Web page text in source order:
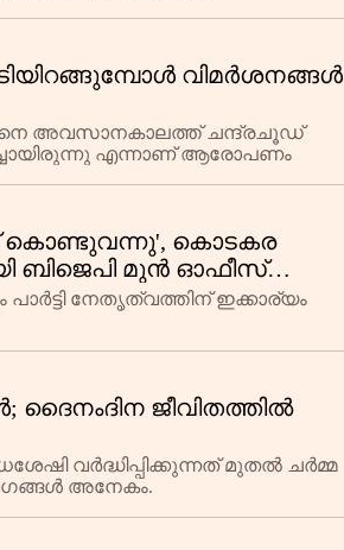
വിമര്‍ശനങ്ങള്‍
അവസാനകാലത്ത് ചന്ദ്രചൂഡ്
എന്നാണ് ആരോപണം
കൊണ്ടുവന്നു', കൊടകര
ബിജെപി മുൻ ഓഫീസ്
നേതൃത്വത്തിന് ഇക്കാര്യം
ജീവിതത്തിൽ
വർദ്ധിപ്പിക്കുന്നത് മുതൽ ചർമ്മ
അനേകം.